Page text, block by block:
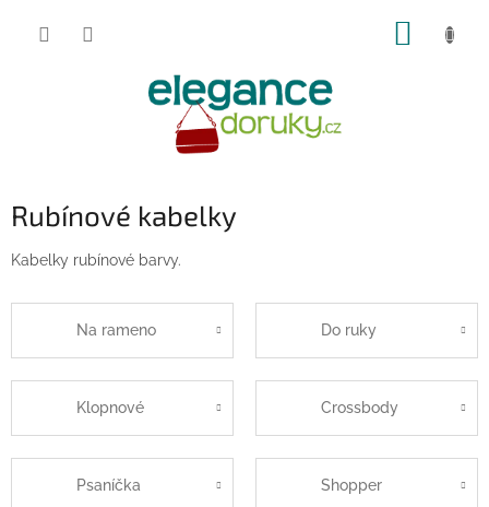
Rubínové kabelky
Kabelky rubínové barvy.
Na rameno Do ruky
Klopnové Crossbody
Psaníčka Shopper